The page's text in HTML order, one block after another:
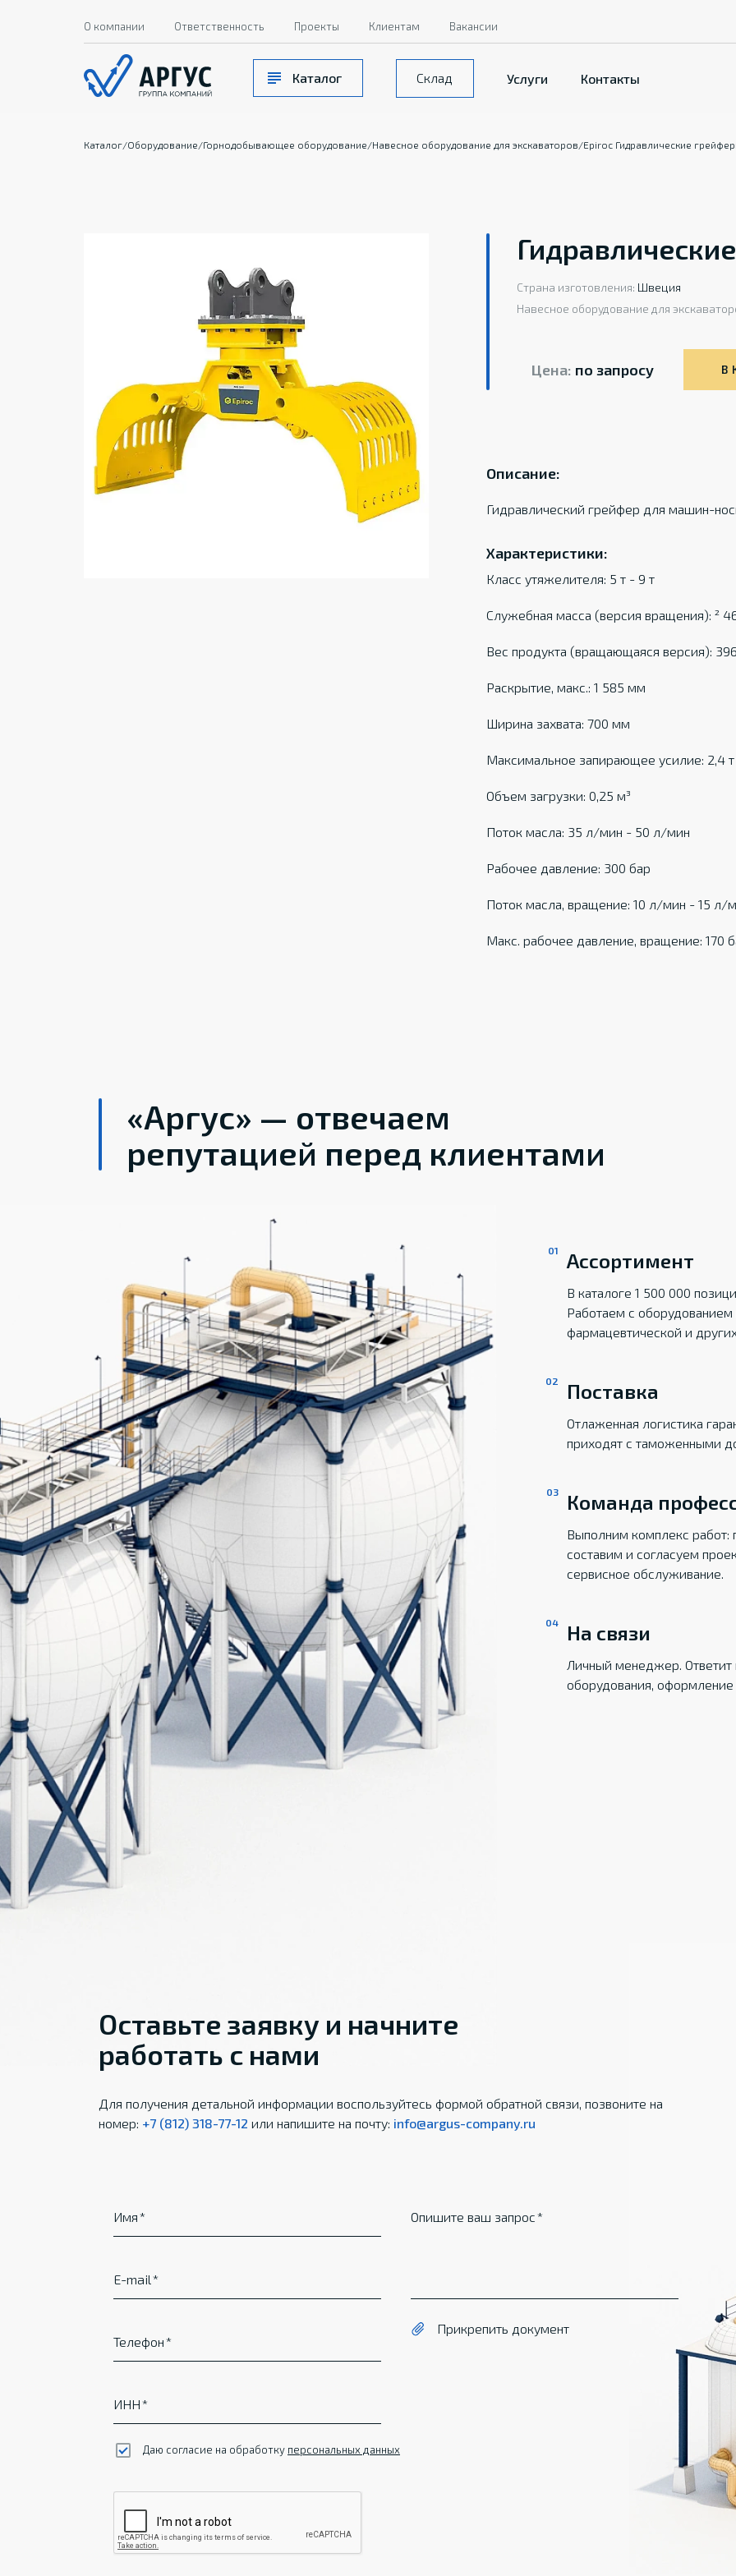
Каталог Склад Услуги Контакты
О компании Ответственность Проекты Клиентам Вакансии
Каталог/Оборудование/Горнодобывающее оборудование/Навесное оборудование для экскаваторов/Epiroc Гидравлические
Страна изготовления: Швеция
Навесное оборудование для
Цена: по запросу В
Описание:
Гидравлический грейфер для машин-
Характеристики:
Класс утяжелителя: 5 т - 9 т
Служебная масса (версия вращения): ²
Вес продукта (вращающаяся версия):
Раскрытие, макс.: 1 585 мм
Ширина захвата: 700 мм
Максимальное запирающее усилие: 2,4 т
Объем загрузки: 0,25 м³
Поток масла: 35 л/мин - 50 л/мин
Рабочее давление: 300 бар
Поток масла, вращение: 10 л/мин - 15 л/
Макс. рабочее давление, вращение: 170
«Аргус» — отвечаем
репутацией перед клиентами
Ассортимент
В каталоге 1 500 000
Работаем с
фармацевтической и
Поставка
Отлаженная логистика
приходят с таможенными
Команда
Выполним комплекс работ:
составим и согласуем
сервисное обслуживание.
На связи
Личный менеджер.
оборудования, оформление
Оставьте заявку и начните
работать с нами
Для получения детальной информации воспользуйтесь формой обратной связи, позвоните на
номер: +7 (812) 318-77-12 или напишите на почту: info@argus-company.ru
Имя
E-mail
Телефон
ИНН
Опишите ваш запрос
Прикрепить документ
Даю согласие на обработку персональных данных